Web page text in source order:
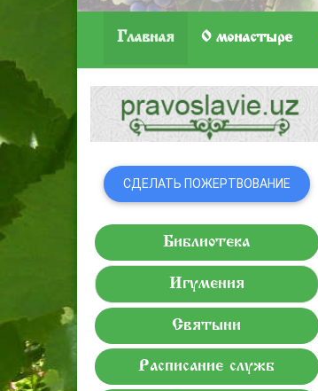
Главная O монастыре
СДЕЛАТЬ ПОЖЕРТВОВАНИЕ
Библиотека
Игумения
Святыни
Расписание служб